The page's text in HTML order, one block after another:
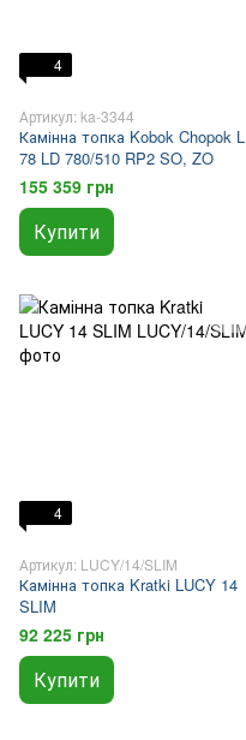
4
Артикул: ka-3344
Камінна топка Kobok Chopok L
78 LD 780/510 RP2 SO, ZO
155 359 грн
Купити
4
Артикул: LUCY/14/SLIM
Камінна топка Kratki LUCY 14
SLIM
92 225 грн
Купити